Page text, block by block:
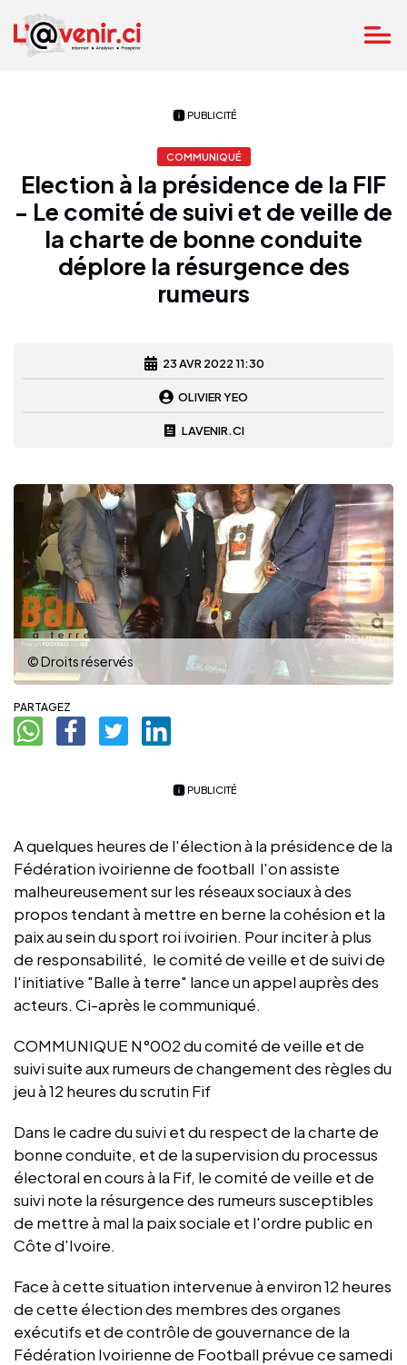
PUBLICITÉ
COMMUNIQUÉ
Election à la présidence de la FIF
- Le comité de suivi et de veille de
la charte de bonne conduite
déplore la résurgence des
rumeurs
23 AVR 2022 11:30
OLIVIER YEO
LAVENIR.CI
© Droits réservés
PARTAGEZ
PUBLICITÉ
A quelques heures de l'élection à la présidence de la
Fédération ivoirienne de football l'on assiste
malheureusement sur les réseaux sociaux à des
propos tendant à mettre en berne la cohésion et la
paix au sein du sport roi ivoirien. Pour inciter à plus
de responsabilité, le comité de veille et de suivi de
l'initiative "Balle à terre" lance un appel auprès des
acteurs. Ci-après le communiqué.
COMMUNIQUE N°002 du comité de veille et de
suivi suite aux rumeurs de changement des règles du
jeu à 12 heures du scrutin Fif
Dans le cadre du suivi et du respect de la charte de
bonne conduite, et de la supervision du processus
électoral en cours à la Fif, le comité de veille et de
suivi note la résurgence des rumeurs susceptibles
de mettre à mal la paix sociale et l'ordre public en
Côte d'Ivoire.
Face à cette situation intervenue à environ 12 heures
de cette élection des membres des organes
exécutifs et de contrôle de gouvernance de la
Fédération Ivoirienne de Football prévue ce samedi